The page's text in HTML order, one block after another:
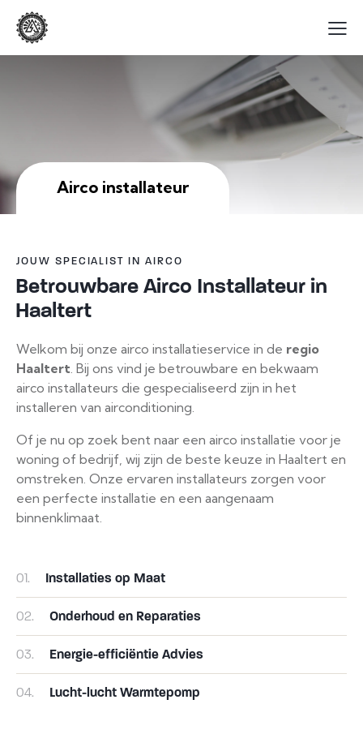
Airco installateur
JOUW SPECIALIST IN AIRCO
Betrouwbare Airco Installateur in
Haaltert
Welkom bij onze airco installatieservice in de regio
Haaltert . Bij ons vind je betrouwbare en bekwaam
airco installateurs die gespecialiseerd zijn in het
installeren van airconditioning.
Of je nu op zoek bent naar een airco installatie voor je
woning of bedrijf, wij zijn de beste keuze in Haaltert en
omstreken. Onze ervaren installateurs zorgen voor
een perfecte installatie en een aangenaam
binnenklimaat.
01. Installaties op Maat
02. Onderhoud en Reparaties
03. Energie-efficiëntie Advies
04. Lucht-lucht Warmtepomp